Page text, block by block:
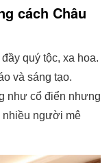
cách Châu
quý tộc, xa hoa.
và sáng tạo.
như cổ điển nhưng
nhiều người mê